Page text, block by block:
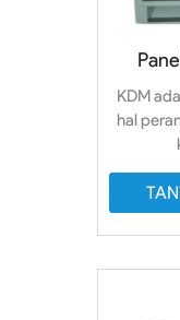
KDM
hal